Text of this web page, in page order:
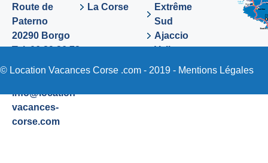
Route de
Paterno
20290 Borgo
Tel. 06 89 36 72
info@location-
vacances-
corse.com
La Corse
Extrême
Sud
Ajaccio
Valinco
Sartene
© Location Vacances Corse .com - 2019 - Mentions Légales